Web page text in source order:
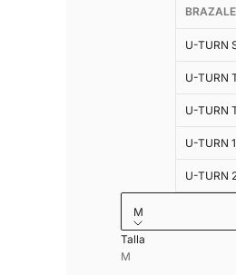
U-TURN
U-TURN
U-TURN
U-TURN
U-TURN
M
Talla
M